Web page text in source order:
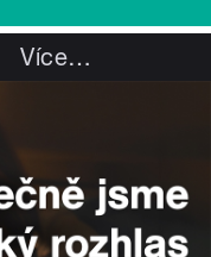
Více…